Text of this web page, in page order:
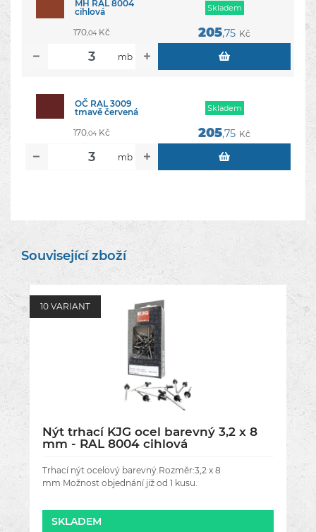
MH RAL 8004
cihlová
Skladem
170,04 Kč 205,75 Kč
mb
OČ RAL 3009
tmavě červená
Skladem
170,04 Kč 205,75 Kč
mb
Související zboží
10 VARIANT
Nýt trhací KJG ocel barevný 3,2 x 8
mm - RAL 8004 cihlová
Trhací nýt ocelový barevný.Rozměr:3,2 x 8
mm Možnost objednání již od 1 kusu.
SKLADEM